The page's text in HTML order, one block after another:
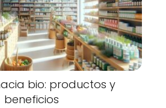
bio: productos y
beneficios